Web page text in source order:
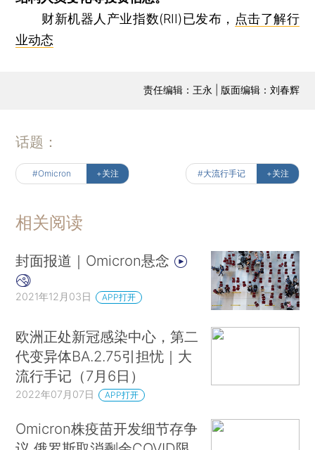
财新机器人产业指数(RII)已发布， 点击了解行
业动态
责任编辑：王永 | 版面编辑：刘春辉
话题：
#Omicron +关注 #大流行手记 +关注
相关阅读
封面报道｜Omicron悬念
2021年12月03日 APP打开
欧洲正处新冠感染中心，第二
代变异体BA.2.75引担忧｜大
流行手记（7月6日）
2022年07月07日 APP打开
Omicron株疫苗开发细节存争